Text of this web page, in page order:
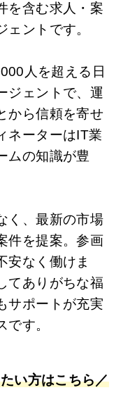
を含む求人・案
ントです。
人を超える日
ジェントで、運
から信頼を寄せ
ネーターはIT業
ムの知識が豊
く、最新の市場
件を提案。参画
安なく働けま
てありがちな福
サポートが充実
す。
い方はこちら／